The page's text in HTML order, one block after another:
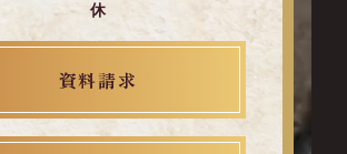
休
資料請求